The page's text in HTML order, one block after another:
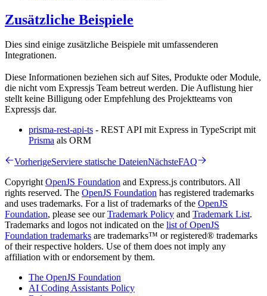
Zusätzliche Beispiele
Dies sind einige zusätzliche Beispiele mit umfassenderen
Integrationen.
Diese Informationen beziehen sich auf Sites, Produkte oder Module,
die nicht vom Expressjs Team betreut werden. Die Auflistung hier
stellt keine Billigung oder Empfehlung des Projektteams von
Expressjs dar.
prisma-rest-api-ts - REST API mit Express in TypeScript mit
Prisma als ORM
VorherigeServiere statische DateienNächsteFAQ
Copyright OpenJS Foundation and Express.js contributors. All
rights reserved. The OpenJS Foundation has registered trademarks
and uses trademarks. For a list of trademarks of the OpenJS
Foundation, please see ourTrademark Policy and Trademark List.
Trademarks and logos not indicated on the list of OpenJS
Foundation trademarks are trademarks™ or registered® trademarks
of their respective holders. Use of them does not imply any
affiliation with or endorsement by them.
The OpenJS Foundation
AI Coding Assistants Policy